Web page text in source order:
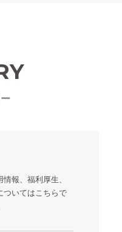
報、福利厚生、
ついてはこちらで